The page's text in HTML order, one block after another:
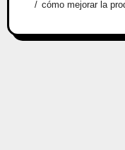
cómo mejorar la